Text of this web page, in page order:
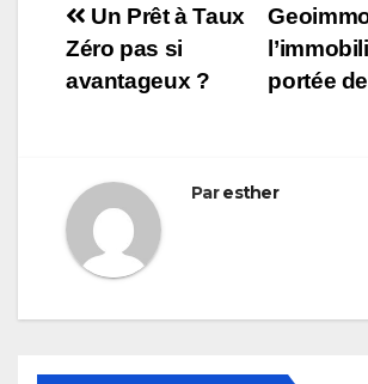
Navigation
de
portée
Un Prêt à Taux
Zéro pas si
avantageux ?
Paresther